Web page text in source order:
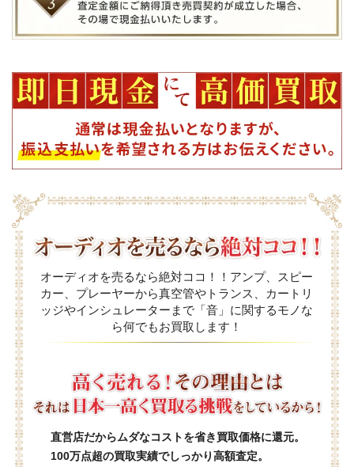
オーディオを売るなら絶対ココ！！アンプ、スピー
カー、プレーヤーから真空管やトランス、カートリ
ッジやインシュレーターまで「音」に関するモノな
ら何でもお買取します！
直営店だからムダなコストを省き買取価格に還元。
100万点超の買取実績でしっかり高額査定。